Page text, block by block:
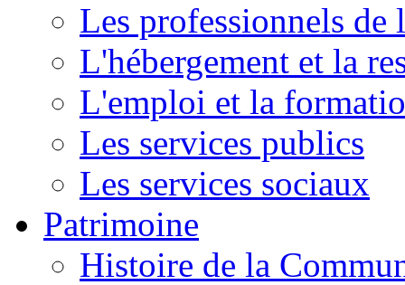
Les professionnels de
L'hébergement et la
L'emploi et la
Les services publics
Les services sociaux
Patrimoine
Histoire de la